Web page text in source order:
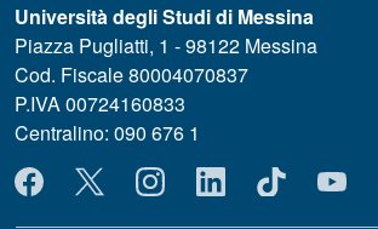
Università degli Studi di Messina
Piazza Pugliatti, 1 - 98122 Messina
Cod. Fiscale 80004070837
P.IVA 00724160833
Centralino: 090 676 1
MENÙ SOCIAL